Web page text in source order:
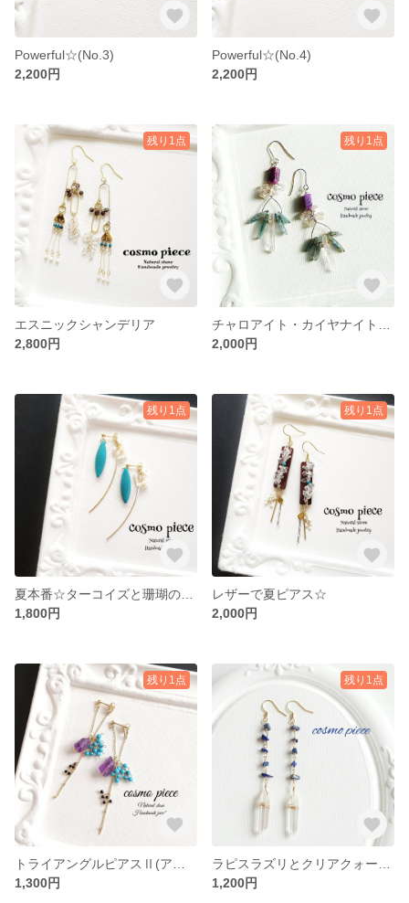
Powerful☆(No.3)
2,200円
Powerful☆(No.4)
2,200円
残り1点
エスニックシャンデリア
2,800円
残り1点
2,000円
残り1点
1,800円
残り1点
レザーで夏ピアス☆
2,000円
残り1点
1,300円
残り1点
1,200円